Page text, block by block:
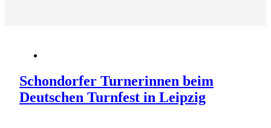
Schondorfer Turnerinnen beim
Deutschen Turnfest in Leipzig